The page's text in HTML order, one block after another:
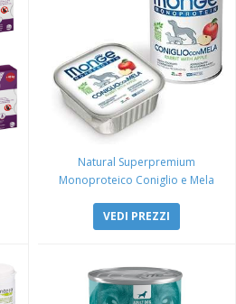
Natural Superpremium
Monoproteico Coniglio e Mela
VEDI PREZZI